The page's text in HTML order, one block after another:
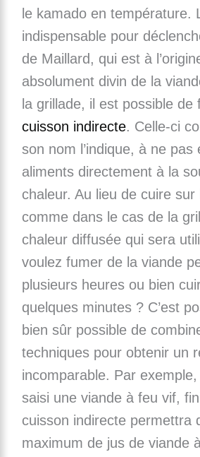
le kamado en température.
indispensable pour
de Maillard, qui est à
absolument divin de la
la grillade, il est possible de
cuisson indirecte. Celle-ci
son nom l’indique, à ne pas
aliments directement à la
chaleur. Au lieu de cuire sur
comme dans le cas de la
chaleur diffusée qui sera
voulez fumer de la viande
plusieurs heures ou bien
quelques minutes ? C’est
bien sûr possible de
techniques pour obtenir un
incomparable. Par
saisi une viande à feu vif,
cuisson indirecte permettra
maximum de jus de viande